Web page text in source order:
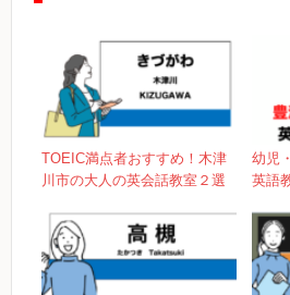
TOEIC満点者おすすめ！木津
川市の大人の英会話教室２選
幼児
英語